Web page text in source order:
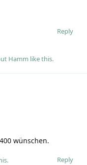
Reply
Hamm like this.
wünschen.
Reply
.